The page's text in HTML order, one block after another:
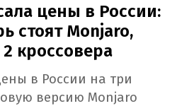
цены в России:
стоят Monjaro,
кроссовера
в России на три
версию Monjaro